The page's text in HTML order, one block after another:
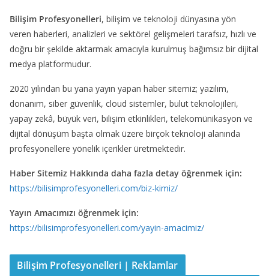
Bilişim Profesyonelleri, bilişim ve teknoloji dünyasına yön
veren haberleri, analizleri ve sektörel gelişmeleri tarafsız, hızlı ve
doğru bir şekilde aktarmak amacıyla kurulmuş bağımsız bir dijital
medya platformudur.
2020 yılından bu yana yayın yapan haber sitemiz; yazılım,
donanım, siber güvenlik, cloud sistemler, bulut teknolojileri,
yapay zekâ, büyük veri, bilişim etkinlikleri, telekomünikasyon ve
dijital dönüşüm başta olmak üzere birçok teknoloji alanında
profesyonellere yönelik içerikler üretmektedir.
Haber Sitemiz Hakkında daha fazla detay öğrenmek için:
https://bilisimprofesyonelleri.com/biz-kimiz/
Yayın Amacımızı öğrenmek için:
https://bilisimprofesyonelleri.com/yayin-amacimiz/
Bilişim Profesyonelleri | Reklamlar